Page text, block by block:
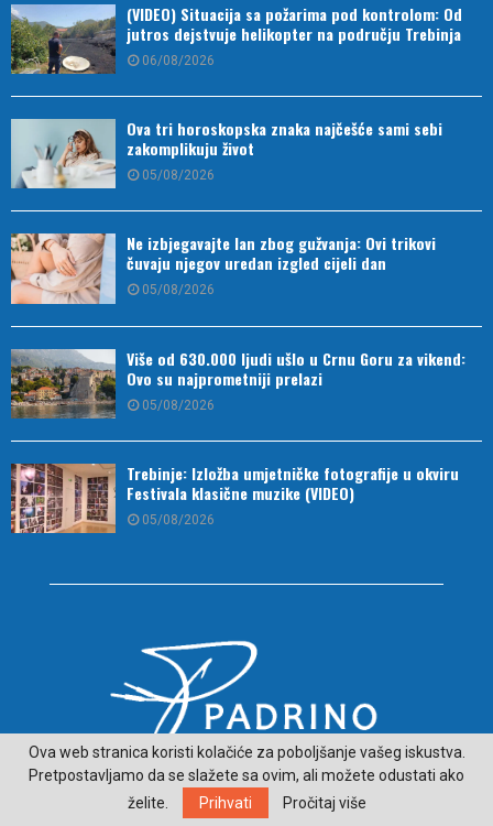
(VIDEO) Situacija sa požarima pod kontrolom: Od
jutros dejstvuje helikopter na području Trebinja
06/08/2026
Ova tri horoskopska znaka najčešće sami sebi
zakomplikuju život
05/08/2026
Ne izbjegavajte lan zbog gužvanja: Ovi trikovi
čuvaju njegov uredan izgled cijeli dan
05/08/2026
Više od 630.000 ljudi ušlo u Crnu Goru za vikend:
Ovo su najprometniji prelazi
05/08/2026
Trebinje: Izložba umjetničke fotografije u okviru
Festivala klasične muzike (VIDEO)
05/08/2026
O NAMA
Ova web stranica koristi kolačiće za poboljšanje vašeg iskustva.
Pretpostavljamo da se slažete sa ovim, ali možete odustati ako
želite.
Prihvati Pročitaj više